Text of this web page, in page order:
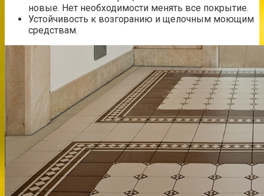
новые. Нет необходимости менять все покрытие.
Устойчивость к возгоранию и щелочным моющим
средствам.